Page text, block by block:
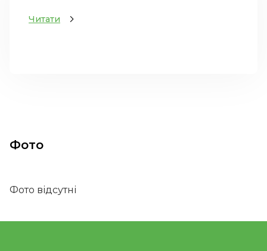
Читати
Фото
Фото відсутні